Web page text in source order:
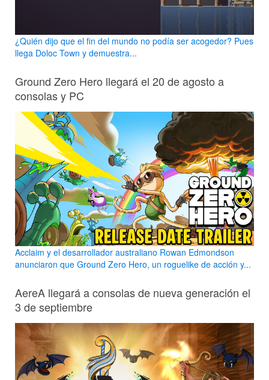
¿Quién dijo que el fin del mundo no podía ser acogedor? Pues
llega Doloc Town y demuestra...
Ground Zero Hero llegará el 20 de agosto a
consolas y PC
Acclaim y el desarrollador australiano Rowan Edmondson
anunciaron que Ground Zero Hero, un roguelike de acción y...
AereA llegará a consolas de nueva generación el
3 de septiembre